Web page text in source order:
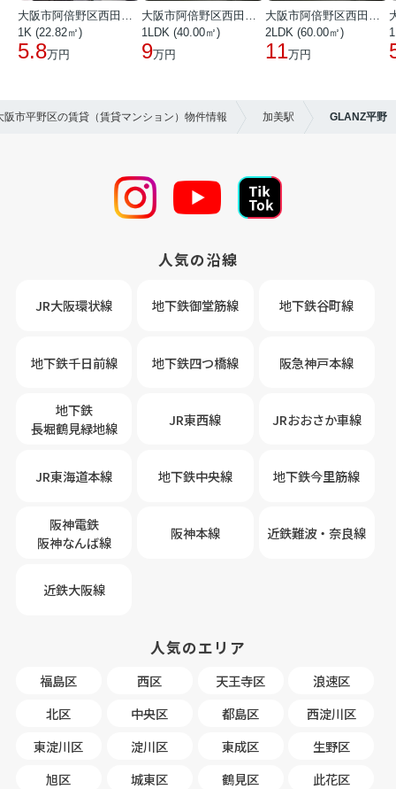
1K (22.82㎡)
5.8万円
1LDK (40.00㎡)
9万円
2LDK (60.00㎡)
11万円
阪市平野区の賃貸（賃貸マンション）物件情報 加美駅 GLANZ平野
人気の沿線
JR大阪環状線 地下鉄御堂筋線 地下鉄谷町線
地下鉄千日前線 地下鉄四つ橋線 阪急神戸本線
地下鉄
長堀鶴見緑地線
JR東西線 JRおおさか車線
JR東海道本線 地下鉄中央線 地下鉄今里筋線
阪神電鉄
阪神なんば線
阪神本線 近鉄難波・奈良線
近鉄大阪線
人気のエリア
福島区 西区 天王寺区
浪速区
北区
中央区 都島区
西淀川区
東淀川区
淀川区 東成区
生野区
旭区
城東区 鶴見区
此花区